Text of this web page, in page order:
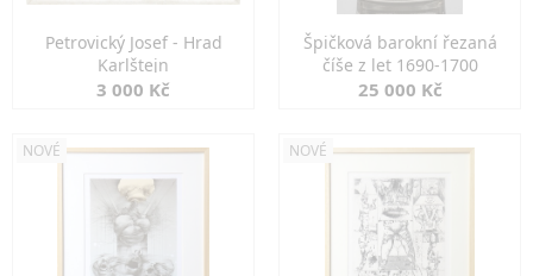
Petrovický Josef - Hrad
Karlštejn
3 000 Kč
Špičková barokní řezaná
číše z let 1690-1700
25 000 Kč
NOVÉ NOVÉ